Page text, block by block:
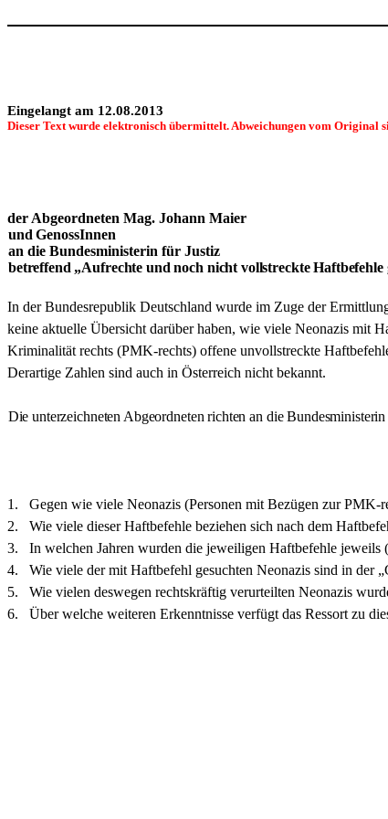
Eingelangt am 12.08.2013
Dieser Text wurde elektronisch übermittelt. Abweichungen vom Original
der Abgeordneten Mag. Johann Maier
und GenossInnen
an die Bundesministerin für Justiz
betreffend „Aufrechte und noch nicht vollstreckte Haftbefehle
In der Bundesrepublik Deutschland wurde im Zuge der
keine aktuelle Übersicht darüber haben, wie viele Neonazis mit
Kriminalität rechts (PMK-rechts) offene unvollstreckte
Derartige Zahlen sind auch in Österreich nicht bekannt.
Die unterzeichneten Abgeordneten richten an die
1.
Gegen wie viele Neonazis (Personen mit Bezügen zur
2.
Wie viele dieser Haftbefehle beziehen sich nach dem
3.
In welchen Jahren wurden die jeweiligen Haftbefehle jeweils
4.
Wie viele der mit Haftbefehl gesuchten Neonazis sind in der
5.
Wie vielen deswegen rechtskräftig verurteilten Neonazis
6.
Über welche weiteren Erkenntnisse verfügt das Ressort zu